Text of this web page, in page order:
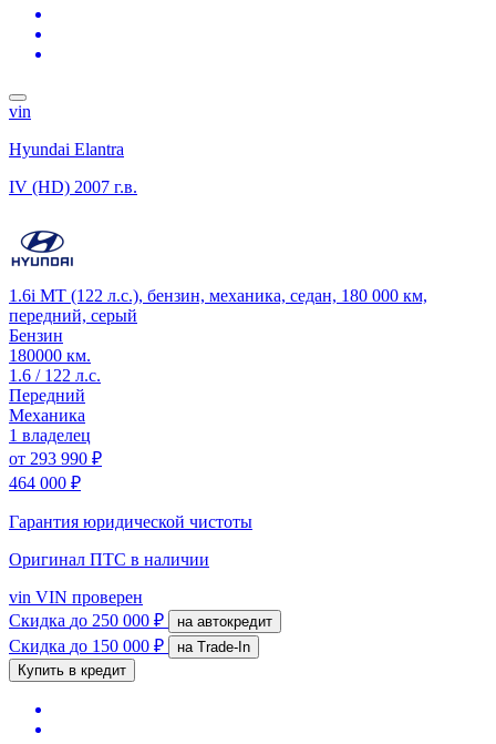
vin
Hyundai Elantra
IV (HD) 2007 г.в.
1.6i MT (122 л.с.), бензин, механика, седан, 180 000 км,
передний, серый
Бензин
180000 км.
1.6 / 122 л.с.
Передний
Механика
1 владелец
от 293 990 ₽
464 000 ₽
Гарантия юридической чистоты
Оригинал ПТС в наличии
vin VIN проверен
Скидка до 250 000 ₽ на автокредит
Скидка до 150 000 ₽
на Trade-In
Купить в кредит